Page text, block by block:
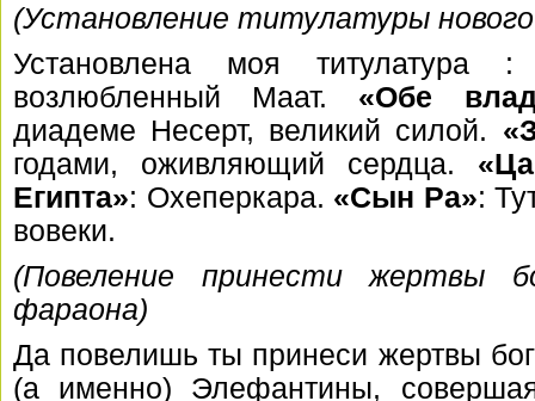
(Установление титулатуры
Установлена моя титулатура
возлюбленный Маат. «Обе
диадеме Несерт, великий силой.
годами, оживляющий сердца.
Египта»: Охеперкара. «Сын Ра»:
вовеки.
(Повеление принести жертвы
фараона)
Да повелишь ты принеси жертвы
(а именно) Элефантины,